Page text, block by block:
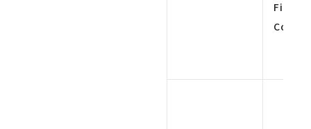
Fine 4
Color